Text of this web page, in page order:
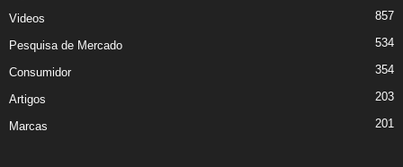
Videos 857
Pesquisa de Mercado 534
Consumidor 354
Artigos 203
Marcas 201